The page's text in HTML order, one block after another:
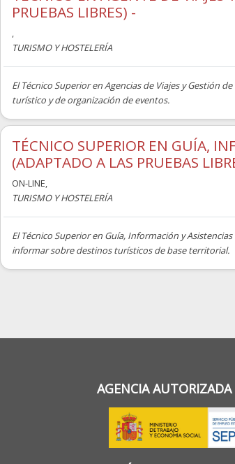
PRUEBAS LIBRES) -
,
TURISMO Y HOSTELERÍA
El Técnico Superior en Agencias de Viajes y Gestión
turístico y de organización de eventos.
TÉCNICO SUPERIOR EN GUÍA,
(ADAPTADO A LAS PRUEBAS
ON-LINE,
TURISMO Y HOSTELERÍA
El Técnico Superior en Guía, Información y
informar sobre destinos turísticos de base territorial.
AGENCIA AUTORIZADA